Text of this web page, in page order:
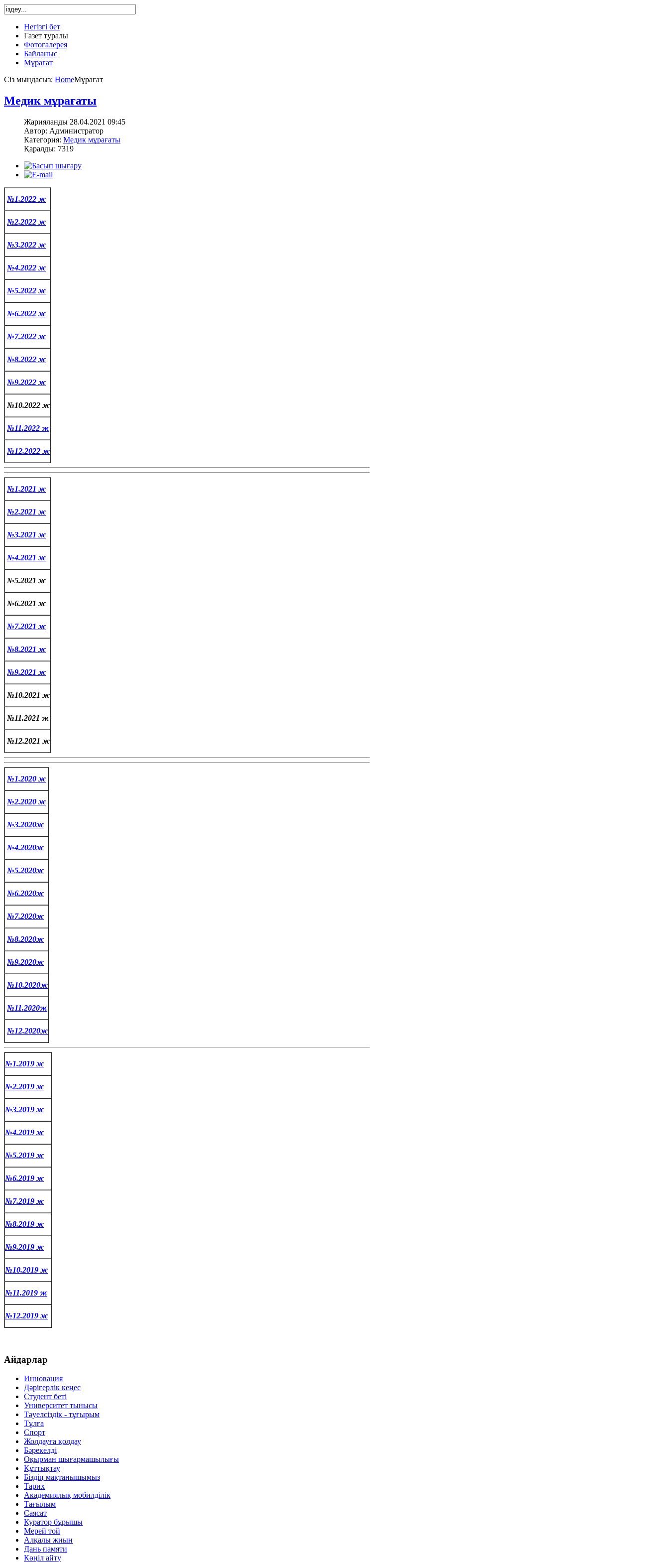
Негізгі бет
Газет туралы
Фотогалерея
Байланыс
Мұрағат
Сіз мындасыз: HomeМұрағат
Медик мұрағаты
Жарияланды 28.04.2021 09:45
Автор: Администратор
Категория: Медик мұрағаты
Қаралды: 7319
№1.2022 ж
№2.2022 ж
№3.2022 ж
№4.2022 ж
№5.2022 ж
№6.2022 ж
№7.2022 ж
№8.2022 ж
№9.2022 ж
№10.2022 ж
№11.2022 ж
№12.2022 ж
№1.2021 ж
№2.2021 ж
№3.2021 ж
№4.2021 ж
№5.2021 ж
№6.2021 ж
№7.2021 ж
№8.2021 ж
№9.2021 ж
№10.2021 ж
№11.2021 ж
№12.2021 ж
№1.2020 ж
№2.2020 ж
№3.2020ж
№4.2020ж
№5.2020ж
№6.2020ж
№7.2020ж
№8.2020ж
№9.2020ж
№10.2020ж
№11.2020ж
№12.2020ж
№1.2019 ж
№2.2019 ж
№3.2019 ж
№4.2019 ж
№5.2019 ж
№6.2019 ж
№7.2019 ж
№8.2019 ж
№9.2019 ж
№10.2019 ж
№11.2019 ж
№12.2019 ж
Айдарлар
Инновация
Дәрігерлік кеңес
Студент беті
Университет тынысы
Тәуелсіздік - тұғырым
Тұлға
Спорт
Жолдауға қолдау
Бәрекелді
Оқырман шығармашылығы
Құттықтау
Біздің мақтанышымыз
Тарих
Академиялық мобилділік
Тағылым
Саясат
Куратор бұрышы
Мерей той
Алқалы жиын
Дань памяти
Көңіл айту